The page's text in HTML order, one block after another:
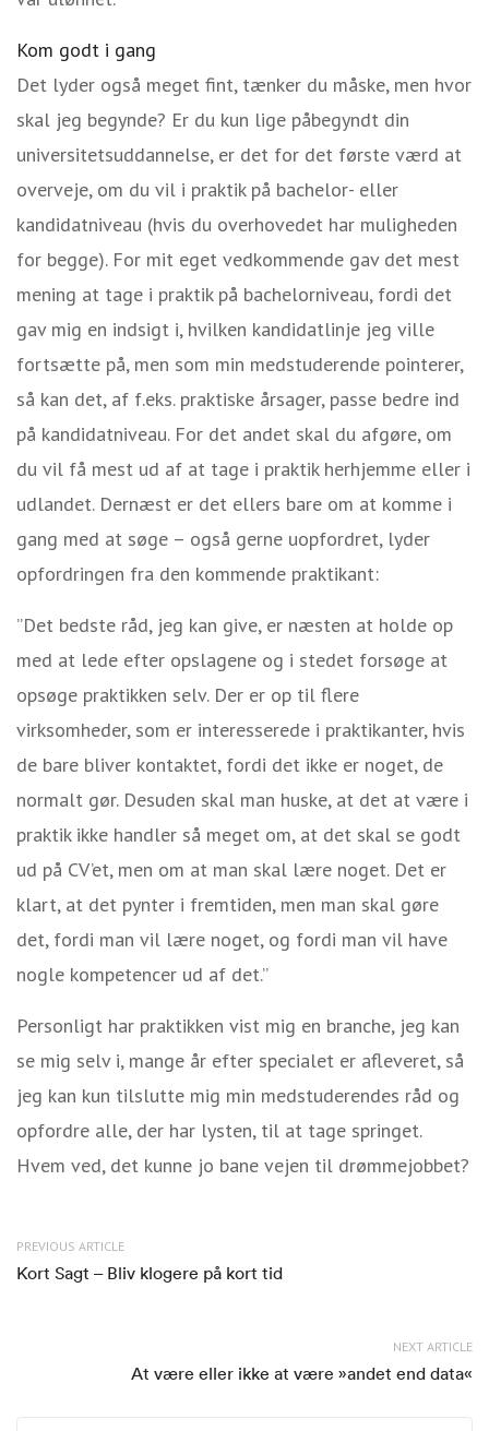
Kom godt i gang
Det lyder også meget fint, tænker du måske, men hvor
skal jeg begynde? Er du kun lige påbegyndt din
universitetsuddannelse, er det for det første værd at
overveje, om du vil i praktik på bachelor- eller
kandidatniveau (hvis du overhovedet har muligheden
for begge). For mit eget vedkommende gav det mest
mening at tage i praktik på bachelorniveau, fordi det
gav mig en indsigt i, hvilken kandidatlinje jeg ville
fortsætte på, men som min medstuderende pointerer,
så kan det, af f.eks. praktiske årsager, passe bedre ind
på kandidatniveau. For det andet skal du afgøre, om
du vil få mest ud af at tage i praktik herhjemme eller i
udlandet. Dernæst er det ellers bare om at komme i
gang med at søge – også gerne uopfordret, lyder
opfordringen fra den kommende praktikant:
”Det bedste råd, jeg kan give, er næsten at holde op
med at lede efter opslagene og i stedet forsøge at
opsøge praktikken selv. Der er op til flere
virksomheder, som er interesserede i praktikanter, hvis
de bare bliver kontaktet, fordi det ikke er noget, de
normalt gør. Desuden skal man huske, at det at være i
praktik ikke handler så meget om, at det skal se godt
ud på CV’et, men om at man skal lære noget. Det er
klart, at det pynter i fremtiden, men man skal gøre
det, fordi man vil lære noget, og fordi man vil have
nogle kompetencer ud af det.”
Personligt har praktikken vist mig en branche, jeg kan
se mig selv i, mange år efter specialet er afleveret, så
jeg kan kun tilslutte mig min medstuderendes råd og
opfordre alle, der har lysten, til at tage springet.
Hvem ved, det kunne jo bane vejen til drømmejobbet?
PREVIOUS ARTICLE
Kort Sagt – Bliv klogere på kort tid
NEXT ARTICLE
At være eller ikke at være »andet end data«